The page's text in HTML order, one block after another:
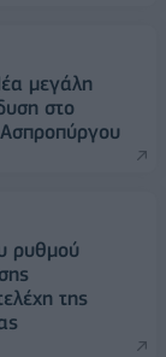
μεγάλη
στο
ρυθμού
της